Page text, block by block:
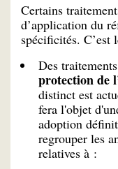
Certains
d’application du
spécificités. C’est
Des
protection de
distinct est
fera l'objet
adoption
regrouper les
relatives à :